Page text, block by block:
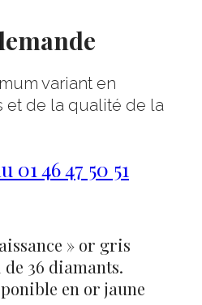
variant en
et de la qualité de la
46 47 50 51
» or gris
de 36 diamants.
en or jaune